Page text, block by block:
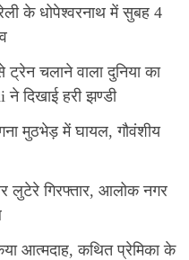
के धोपेश्वरनाथ में सुबह 4
ट्रेन चलाने वाला दुनिया का
दिखाई हरी झण्डी
मुठभेड़ में घायल, गौवंशीय
लुटेरे गिरफ्तार, आलोक नगर
आत्मदाह, कथित प्रेमिका के